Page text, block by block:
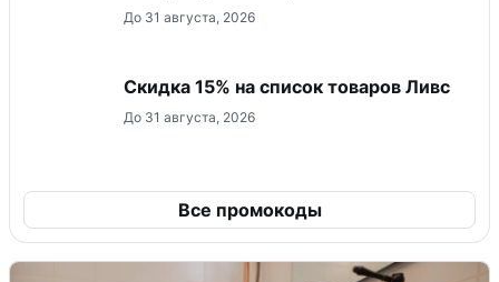
До 31 августа, 2026
Скидка 15% на список товаров Ливс
До 31 августа, 2026
Все промокоды